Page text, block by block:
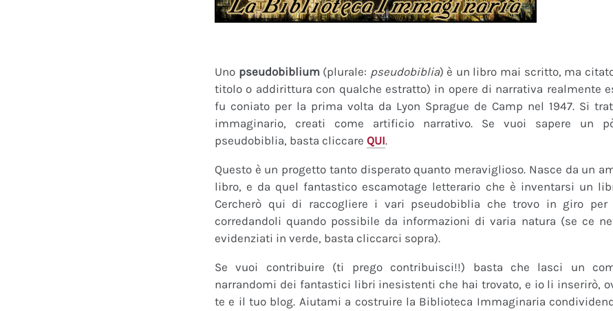
Uno pseudobiblium(plurale: pseudobiblia) è un libro mai scritto, ma
titolo o addirittura con qualche estratto) in opere di narrativa realmente
fu coniato per la prima volta da Lyon Sprague de Camp nel 1947. Si
immaginario, creati come artificio narrativo. Se vuoi sapere un
pseudobiblia, basta cliccare QUI.
Questo è un progetto tanto disperato quanto meraviglioso. Nasce da un
libro, e da quel fantastico escamotage letterario che è inventarsi un
Cercherò qui di raccogliere i vari pseudobiblia che trovo in giro
corredandoli quando possibile da informazioni di varia natura (se ce
evidenziati in verde, basta cliccarci sopra).
Se vuoi contribuire (ti prego contribuisci!!) basta che lasci un
narrandomi dei fantastici libri inesistenti che hai trovato, e io li inserirò,
te e il tuo blog. Aiutami a costruire la Biblioteca Immaginaria